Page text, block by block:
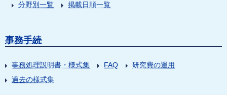
分野別一覧
掲載日順一覧
事務手続
事務処理説明書・様式集 FAQ
研究費の運用
過去の様式集